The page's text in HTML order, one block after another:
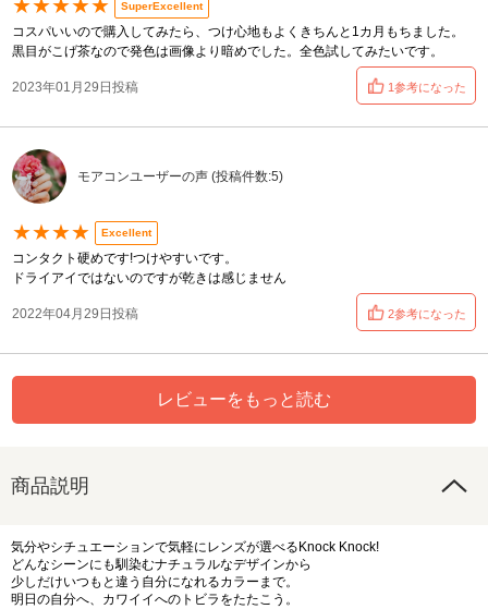
★★★★★ SuperExcellent
コスパいいので購入してみたら、つけ心地もよくきちんと1カ月もちました。
黒目がこげ茶なので発色は画像より暗めでした。全色試してみたいです。
2023年01月29日投稿 1参考になった
モアコンユーザーの声 (投稿件数:5)
★★★★ Excellent
コンタクト硬めです!つけやすいです。
ドライアイではないのですが乾きは感じません
2022年04月29日投稿 2参考になった
レビューをもっと読む
商品説明
気分やシチュエーションで気軽にレンズが選べるKnock Knock!
どんなシーンにも馴染むナチュラルなデザインから
少しだけいつもと違う自分になれるカラーまで。
明日の自分へ、カワイイへのトビラをたたこう。